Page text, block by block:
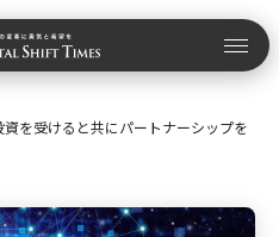
を受けると共にパートナーシップを